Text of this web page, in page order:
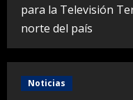
para la Televisión
norte del país
Noticias